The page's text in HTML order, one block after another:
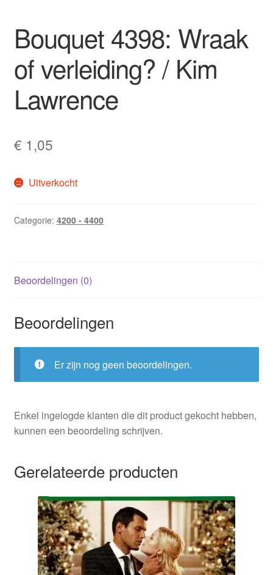
Bouquet 4398: Wraak
of verleiding? / Kim
Lawrence
€ 1,05
Uitverkocht
Categorie: 4200 - 4400
Beoordelingen (0)
Beoordelingen
Er zijn nog geen beoordelingen.
Enkel ingelogde klanten die dit product gekocht hebben,
kunnen een beoordeling schrijven.
Gerelateerde producten